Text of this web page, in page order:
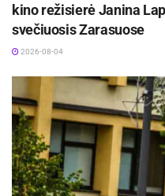
kino režisierė Janina
svečiuosis Zarasuose
2026-08-04